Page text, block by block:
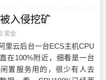
已经改成了5位数的，密码
其复杂的，应该不是通过
，猜测...
入侵挖矿
安全
里云后台一台ECS主机CPU
在100%附近，细看是一台
置服务用的，很少有人去